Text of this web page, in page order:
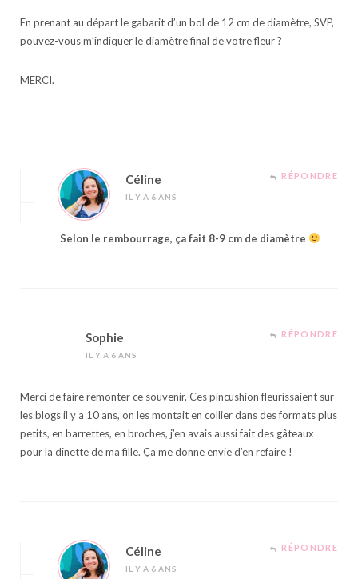
En prenant au départ le gabarit d’un bol de 12 cm de diamètre, SVP,
pouvez-vous m’indiquer le diamètre final de votre fleur ?
MERCI.
Céline
IL Y A 6 ANS
RÉPONDRE
Selon le rembourrage, ça fait 8-9 cm de diamètre
Sophie
IL Y A 6 ANS
RÉPONDRE
Merci de faire remonter ce souvenir. Ces pincushion fleurissaient sur
les blogs il y a 10 ans, on les montait en collier dans des formats plus
petits, en barrettes, en broches, j’en avais aussi fait des gâteaux
pour la dînette de ma fille. Ça me donne envie d’en refaire !
Céline
IL Y A 6 ANS
RÉPONDRE